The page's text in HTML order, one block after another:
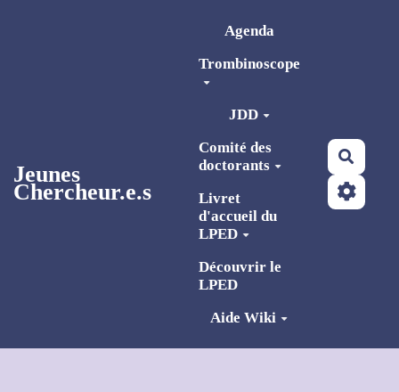
Jeunes
Chercheur.e.s
Agenda
Trombinoscope
JDD
Comité des
doctorants
Livret
d'accueil du
LPED
Découvrir le
LPED
Aide Wiki